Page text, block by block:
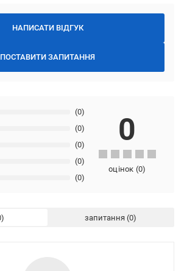
НАПИСАТИ ВІДГУК
ПОСТАВИТИ ЗАПИТАННЯ
(0)
(0)
(0)
(0)
(0)
0
оцінок (0)
запитання